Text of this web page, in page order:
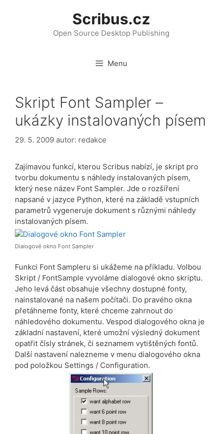
Scribus.cz
Open Source Desktop Publishing
Menu
Skript Font Sampler –
ukázky instalovaných písem
29. 5. 2009 autor: redakce
Zajímavou funkcí, kterou Scribus nabízí, je skript pro
tvorbu dokumentu s náhledy instalovaných písem,
který nese název Font Sampler. Jde o rozšíření
napsané v jazyce Python, které na základě vstupních
parametrů vygeneruje dokument s různými náhledy
instalovaných písem.
Dialogové okno Font Sampler
Funkci Font Sampleru si ukážeme na příkladu. Volbou
Skript / FontSample vyvoláme dialogové okno skriptu.
Jeho levá část obsahuje všechny dostupné fonty,
nainstalované na našem počítači. Do pravého okna
přetáhneme fonty, které chceme zahrnout do
náhledového dokumentu. Vespod dialogového okna je
základní nastavení, které umožní výsledný dokument
opatřit čísly stránek, či seznamem vytištěných fontů.
Další nastavení nalezneme v menu dialogového okna
pod položkou Settings / Configuration.